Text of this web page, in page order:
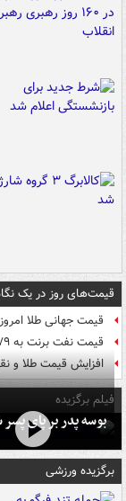
قیمت‌های روز در یک
قیمت جهانی طلا امروز ۱۵ مرداد
قیمت نفت برنت به ۷۹ دلار رسید
افزایش قیمت طلا و
فیلم برگزیده
بوسه‌ پدر بر پای
برگزیده ورزشی